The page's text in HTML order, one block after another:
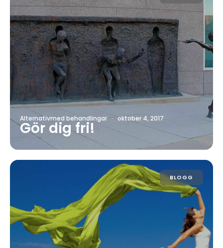
Alternativmed behandlingar · oktober 4, 2017
Gör dig fri!
BLOGG